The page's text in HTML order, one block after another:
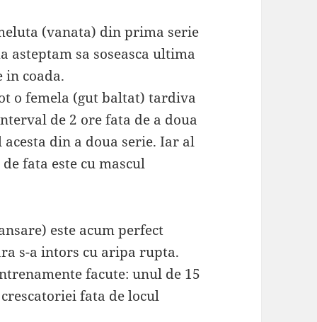
(vanata) din prima serie
asteptam sa soseasca ultima
in coada.
o femela (gut baltat) tardiva
de 2 ore fata de a doua
din a doua serie. Iar al
fata este cu mascul
este acum perfect
s-a intors cu aripa rupta.
facute: unul de 15
fata de locul